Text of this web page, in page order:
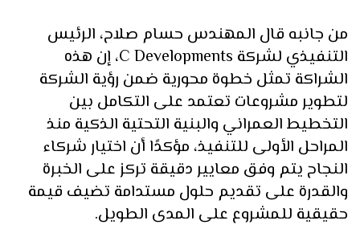
من جانبه قال المهندس حسام صلاح، الرئيس
التنفيذي لشركة C Developments، إن هذه
الشراكة تمثل خطوة محورية ضمن رؤية الشركة
لتطوير مشروعات تعتمد على التكامل بين
التخطيط العمراني والبنية التحتية الذكية منذ
المراحل الأولى للتنفيذ، مؤكدًا أن اختيار شركاء
النجاح يتم وفق معايير دقيقة تركز على الخبرة
والقدرة على تقديم حلول مستدامة تضيف قيمة
حقيقية للمشروع على المدى الطويل.